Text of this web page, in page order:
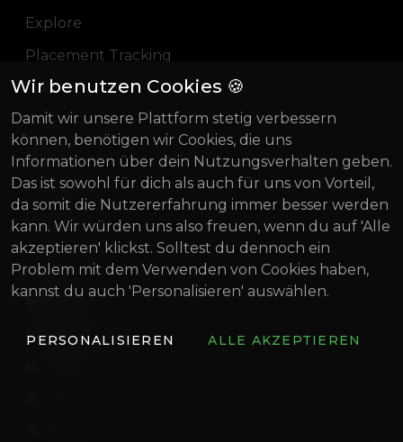
Explore
Placement Tracking
Pricing
Blog
Magazin
Über uns
Gründung Innovativ
BIF 2022
SOCIAL
artistconnect.de
Wir benutzen Cookies 🍪
Damit wir unsere Plattform stetig verbessern
können, benötigen wir Cookies, die uns
Informationen über dein Nutzungsverhalten geben.
Das ist sowohl für dich als auch für uns von Vorteil,
da somit die Nutzererfahrung immer besser werden
kann. Wir würden uns also freuen, wenn du auf 'Alle
akzeptieren' klickst. Solltest du dennoch ein
Problem mit dem Verwenden von Cookies haben,
kannst du auch 'Personalisieren' auswählen.
PERSONALISIEREN ALLE AKZEPTIEREN